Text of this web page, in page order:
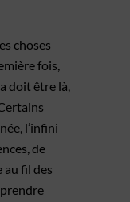
choses
fois,
doit être là,
l’infini
de
au fil des